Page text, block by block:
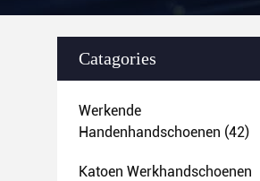
Catagories
Werkende
Handenhandschoenen (42)
Katoen Werkhandschoenen